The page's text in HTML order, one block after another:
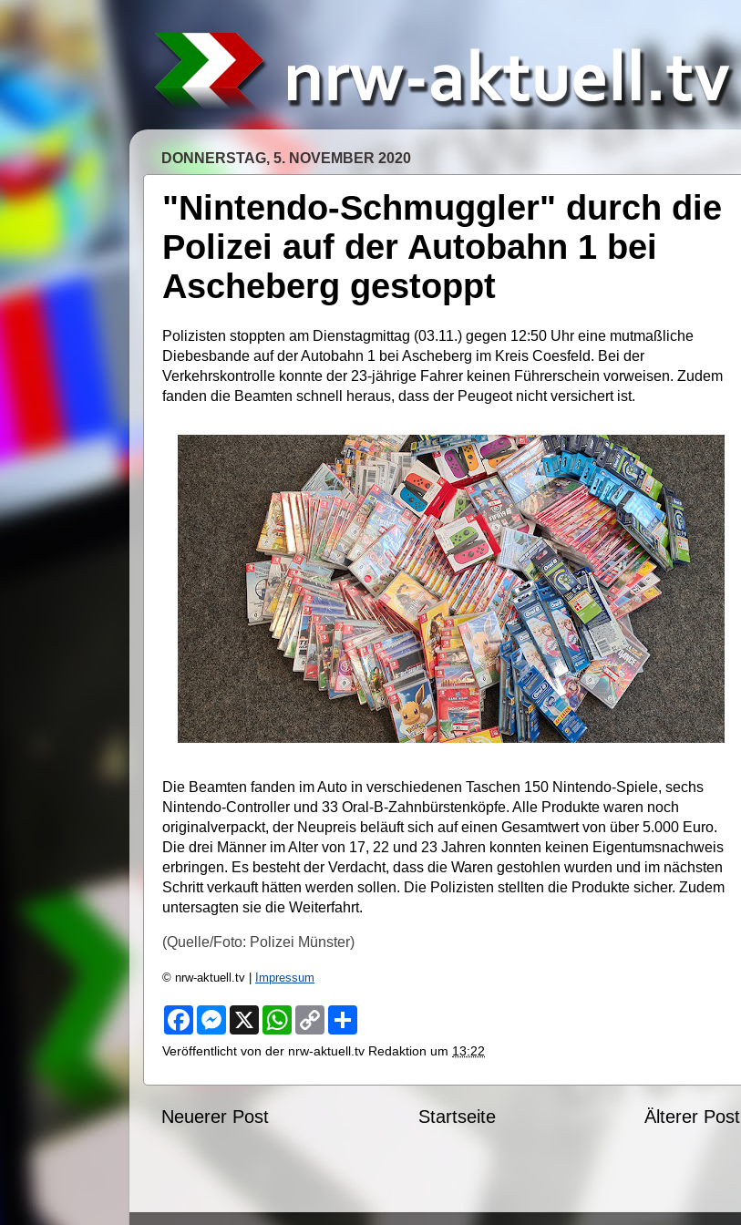
DONNERSTAG, 5. NOVEMBER 2020
"Nintendo-Schmuggler" durch die
Polizei auf der Autobahn 1 bei
Ascheberg gestoppt
Polizisten stoppten am Dienstagmittag (03.11.) gegen 12:50 Uhr eine mutmaßliche
Diebesbande auf der Autobahn 1 bei Ascheberg im Kreis Coesfeld. Bei der
Verkehrskontrolle konnte der 23-jährige Fahrer keinen Führerschein vorweisen. Zudem
fanden die Beamten schnell heraus, dass der Peugeot nicht versichert ist.
Die Beamten fanden im Auto in verschiedenen Taschen 150 Nintendo-Spiele, sechs
Nintendo-Controller und 33 Oral-B-Zahnbürstenköpfe. Alle Produkte waren noch
originalverpackt, der Neupreis beläuft sich auf einen Gesamtwert von über 5.000 Euro.
Die drei Männer im Alter von 17, 22 und 23 Jahren konnten keinen Eigentumsnachweis
erbringen. Es besteht der Verdacht, dass die Waren gestohlen wurden und im nächsten
Schritt verkauft hätten werden sollen. Die Polizisten stellten die Produkte sicher. Zudem
untersagten sie die Weiterfahrt.
(Quelle/Foto: Polizei Münster)
© nrw-aktuell.tv | Impressum
F
e
o
k
M
s
n
e
X
W
t
A
C
y
i
r
Veröffentlicht von der nrw-aktuell.tv Redaktion um 13:22
Neuerer Post Älterer Post
Startseite